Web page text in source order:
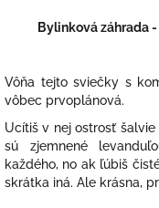
Bylinková záhrada
Vôňa tejto sviečky s
vôbec prvoplánová.
Ucítiš v nej ostrosť
sú zjemnené
každého, no ak ľúbiš
skrátka iná. Ale krásna,